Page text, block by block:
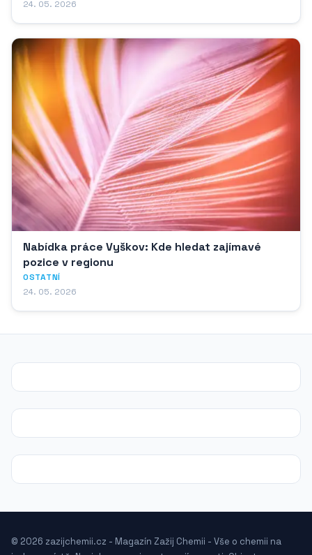
24. 05. 2026
Nabídka práce Vyškov: Kde hledat zajímavé
pozice v regionu
OSTATNÍ
24. 05. 2026
© 2026 zazijchemii.cz - Magazín Zažij Chemii - Vše o chemii na